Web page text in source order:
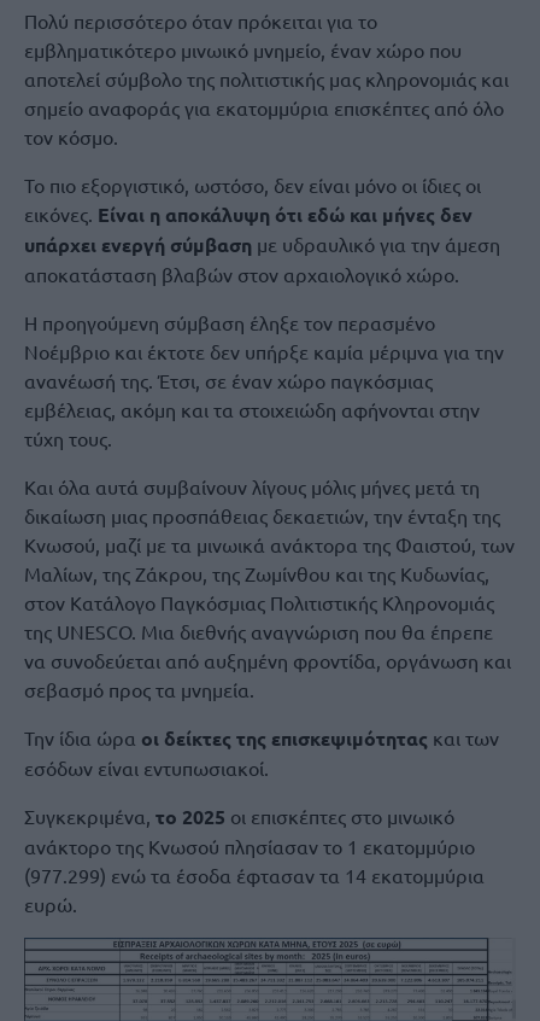
Πολύ περισσότερο όταν πρόκειται για το
εμβληματικότερο μινωικό μνημείο, έναν χώρο που
αποτελεί σύμβολο της πολιτιστικής μας κληρονομιάς και
σημείο αναφοράς για εκατομμύρια επισκέπτες από όλο
τον κόσμο.
Το πιο εξοργιστικό, ωστόσο, δεν είναι μόνο οι ίδιες οι
εικόνες. Είναι η αποκάλυψη ότι εδώ και μήνες δεν
υπάρχει ενεργή σύμβαση με υδραυλικό για την άμεση
αποκατάσταση βλαβών στον αρχαιολογικό χώρο.
Η προηγούμενη σύμβαση έληξε τον περασμένο
Νοέμβριο και έκτοτε δεν υπήρξε καμία μέριμνα για την
ανανέωσή της. Έτσι, σε έναν χώρο παγκόσμιας
εμβέλειας, ακόμη και τα στοιχειώδη αφήνονται στην
τύχη τους.
Και όλα αυτά συμβαίνουν λίγους μόλις μήνες μετά τη
δικαίωση μιας προσπάθειας δεκαετιών, την ένταξη της
Κνωσού, μαζί με τα μινωικά ανάκτορα της Φαιστού, των
Μαλίων, της Ζάκρου, της Ζωμίνθου και της Κυδωνίας,
στον Κατάλογο Παγκόσμιας Πολιτιστικής Κληρονομιάς
της UNESCO. Μια διεθνής αναγνώριση που θα έπρεπε
να συνοδεύεται από αυξημένη φροντίδα, οργάνωση και
σεβασμό προς τα μνημεία.
Την ίδια ώρα οι δείκτες της επισκεψιμότητας και των
εσόδων είναι εντυπωσιακοί.
Συγκεκριμένα, το 2025 οι επισκέπτες στο μινωικό
ανάκτορο της Κνωσού πλησίασαν το 1 εκατομμύριο
(977.299) ενώ τα έσοδα έφτασαν τα 14 εκατομμύρια
ευρώ.